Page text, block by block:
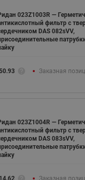
023Z1003R —
фильтр с
DAS 082sVV,
Заказная
023Z1004R —
фильтр с
DAS 083sVV,
Заказная